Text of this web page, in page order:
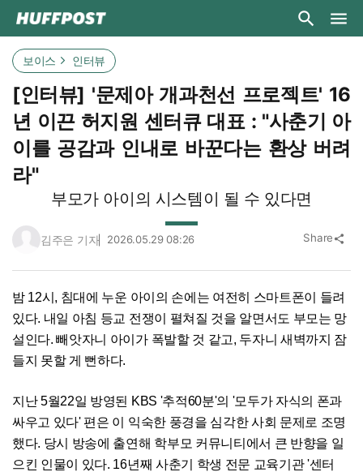
보이스 인터뷰
[인터뷰] '문제아 개과천선 프로젝트' 16
년 이끈 허지원 센터큐 대표 : "사춘기 아
이를 공감과 인내로 바꾼다는 환상 버려
라"
부모가 아이의 시스템이 될 수 있다면
김주은 기자 2026.05.29 08:26 Share share
밤 12시, 침대에 누운 아이의 손에는 여전히 스마트폰이 들려
있다. 내일 아침 등교 전쟁이 펼쳐질 것을 알면서도 부모는 망
설인다. 빼앗자니 아이가 폭발할 것 같고, 두자니 새벽까지 잠
들지 못할 게 뻔하다.
지난 5월22일 방영된 KBS '추적60분'의 '모두가 자식의 폰과
싸우고 있다' 편은 이 익숙한 풍경을 심각한 사회 문제로 조명
했다. 당시 방송에 출연해 학부모 커뮤니티에서 큰 반향을 일
으킨 인물이 있다. 16년째 사춘기 학생 전문 교육기관 '센터